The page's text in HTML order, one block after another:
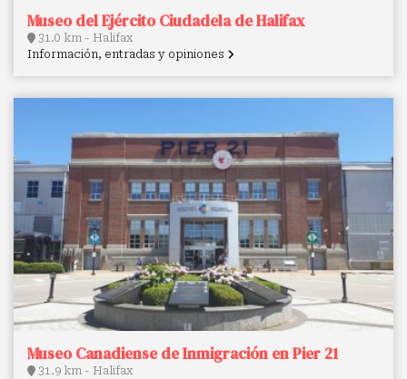
Museo del Ejército Ciudadela de Halifax
31.0 km - Halifax
Información, entradas y opiniones
Museo Canadiense de Inmigración en Pier 21
31.9 km - Halifax